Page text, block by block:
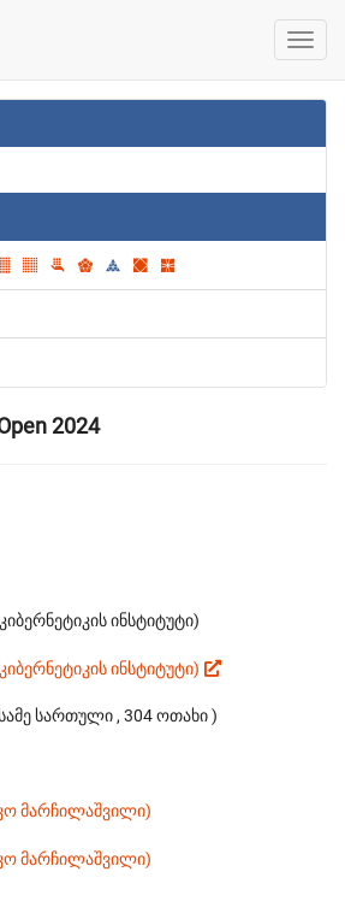
2024
ინსტიტუტი)
ინსტიტუტი)
სართული , 304 ოთახი )
მარჩილაშვილი)
მარჩილაშვილი)